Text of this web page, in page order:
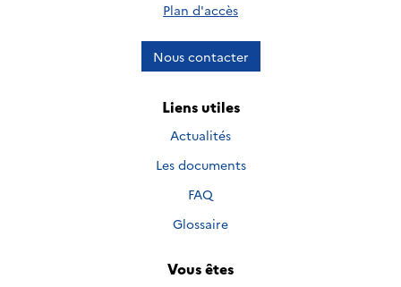
Plan d'accès
Nous contacter
Liens utiles
Actualités
Les documents
FAQ
Glossaire
Vous êtes